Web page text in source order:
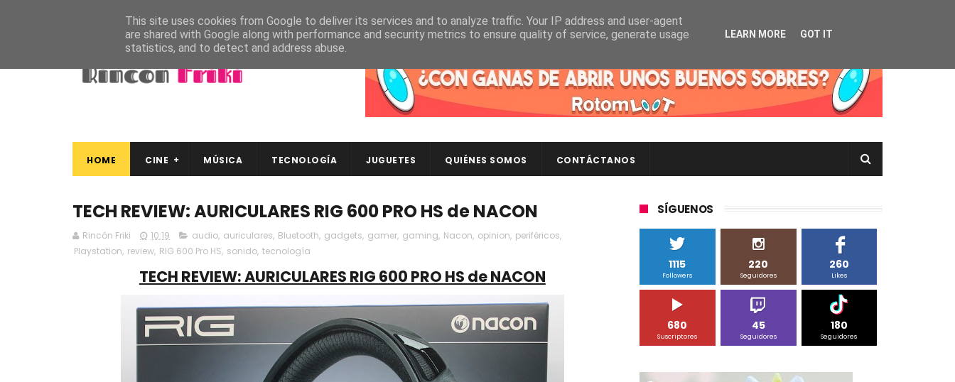
HOME CINE MÚSICA TECNOLOGÍA JUGUETES QUIÉNES SOMOS CONTÁCTANOS
TECH REVIEW: AURICULARES RIG 600 PRO HS de NACON
Rincón Friki 10:19 audio, auriculares, Bluetooth, gadgets, gamer, gaming, Nacon, opinion, periféricos,
Playstation, review, RIG 600 Pro HS, sonido, tecnología
TECH REVIEW: AURICULARES RIG 600 PRO HS de NACON
SÍGUENOS
1115
Followers
220
Seguidores
260
Likes
680
Suscriptores
45
Seguidores
180
Seguidores
This site uses cookies from Google to deliver its services and to analyze traffic. Your IP address and user-agent
are shared with Google along with performance and security metrics to ensure quality of service, generate usage
statistics, and to detect and address abuse.
LEARN MORE GOT IT